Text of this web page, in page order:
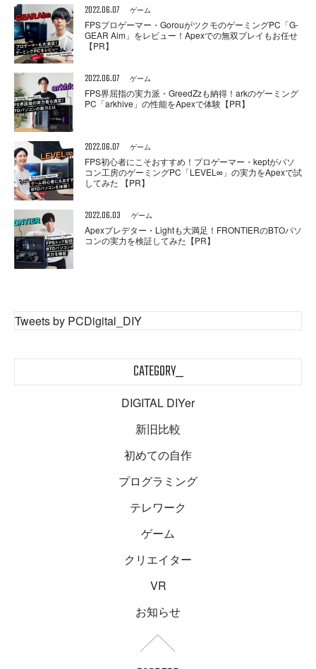
2022.06.07 ゲーム
FPSプロゲーマー・GorouがツクモのゲーミングPC「G-
GEAR Aim」をレビュー！Apexでの無双プレイもお任せ
【PR】
2022.06.07 ゲーム
FPS界屈指の実力派・GreedZzも納得！arkのゲーミング
PC「arkhive」の性能をApexで体験【PR】
2022.06.07 ゲーム
FPS初心者にこそおすすめ！プロゲーマー・keptがパソ
コン工房のゲーミングPC「LEVEL∞」の実力をApexで試
してみた 【PR】
2022.06.03 ゲーム
Apexプレデター・Lightも大満足！FRONTIERのBTOパソ
コンの実力を検証してみた【PR】
Tweets by PCDigital_DIY
CATEGORY_
DIGITAL DIYer
新旧比較
初めての自作
プログラミング
テレワーク
ゲーム
クリエイター
VR
お知らせ